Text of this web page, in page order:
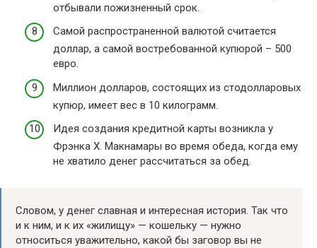
отбывали пожизненный срок.
Самой распространенной валютой считается
доллар, а самой востребованной купюрой – 500
евро.
Миллион долларов, состоящих из стодолларовых
купюр, имеет вес в 10 килограмм.
Идея создания кредитной карты возникла у
Фрэнка Х. Макнамары во время обеда, когда ему
не хватило денег рассчитаться за обед.
Словом, у денег славная и интересная история. Так что
и к ним, и к их «жилищу» — кошельку — нужно
относиться уважительно, какой бы заговор вы не